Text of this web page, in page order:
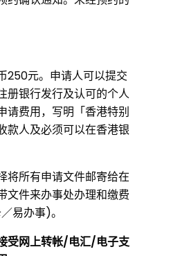
250元。申请人可以提交
册银行发行及认可的个人
请费用，写明「香港特别
款人及必须可以在香港银
将所有申请文件邮寄给在
文件来办事处办理和缴费
易办事)。
受网上转帐/电汇/电子支